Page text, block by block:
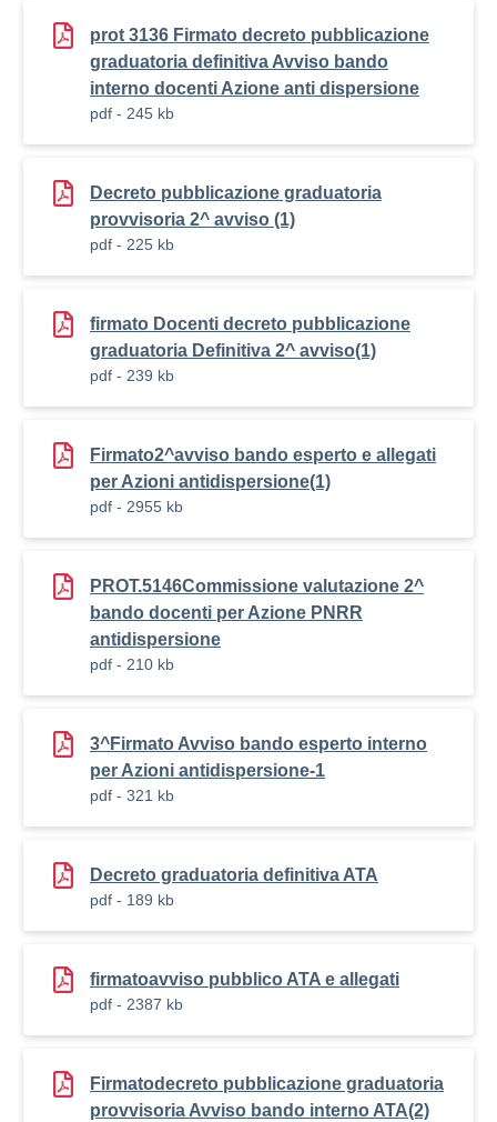
prot 3136 Firmato decreto pubblicazione
graduatoria definitiva Avviso bando
interno docenti Azione anti dispersione
pdf - 245 kb
Decreto pubblicazione graduatoria
provvisoria 2^ avviso (1)
pdf - 225 kb
firmato Docenti decreto pubblicazione
graduatoria Definitiva 2^ avviso(1)
pdf - 239 kb
Firmato2^avviso bando esperto e allegati
per Azioni antidispersione(1)
pdf - 2955 kb
PROT.5146Commissione valutazione 2^
bando docenti per Azione PNRR
antidispersione
pdf - 210 kb
3^Firmato Avviso bando esperto interno
per Azioni antidispersione-1
pdf - 321 kb
Decreto graduatoria definitiva ATA
pdf - 189 kb
firmatoavviso pubblico ATA e allegati
pdf - 2387 kb
Firmatodecreto pubblicazione graduatoria
provvisoria Avviso bando interno ATA(2)